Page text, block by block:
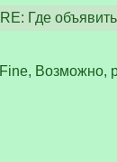
RE: Где
Fine, Возможно,